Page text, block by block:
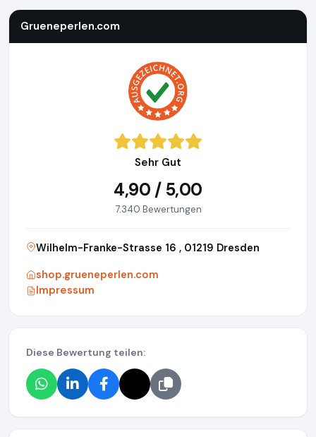
Grueneperlen.com
Sehr Gut
4,90 / 5,00
7.340 Bewertungen
Wilhelm-Franke-Strasse 16 , 01219 Dresden
shop.grueneperlen.com
Impressum
Diese Bewertung teilen: